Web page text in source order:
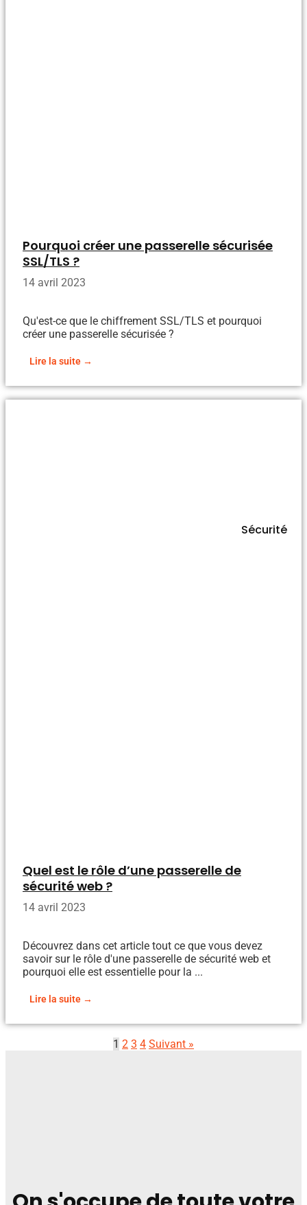
Pourquoi créer une passerelle sécurisée
SSL/TLS ?
14 avril 2023
Qu'est-ce que le chiffrement SSL/TLS et pourquoi
créer une passerelle sécurisée ?
Lire la suite →
Sécurité
Quel est le rôle d’une passerelle de
sécurité web ?
14 avril 2023
Découvrez dans cet article tout ce que vous devez
savoir sur le rôle d'une passerelle de sécurité web et
pourquoi elle est essentielle pour la ...
Lire la suite →
1 2 3 4 Suivant »